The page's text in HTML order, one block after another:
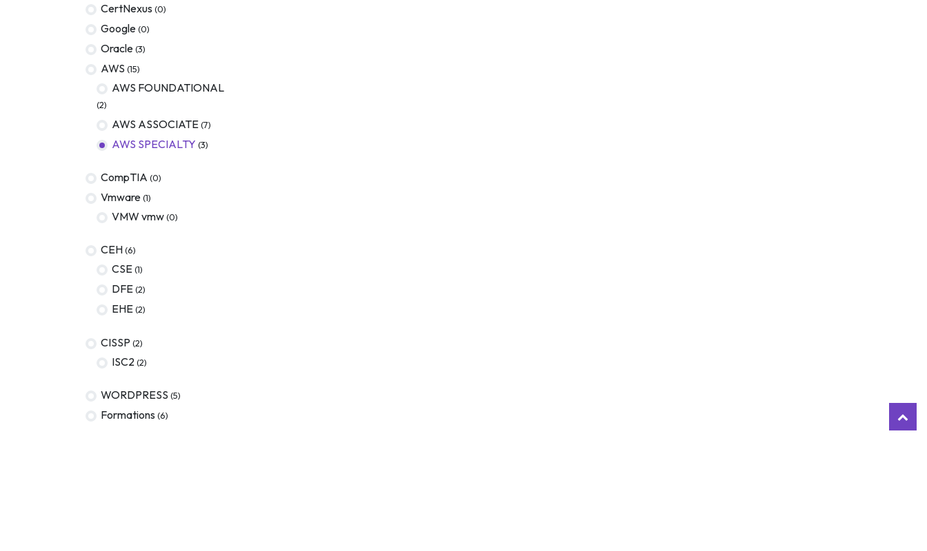
CertNexus (0)
Google(0)
Oracle(3)
AWS (15)
AWS FOUNDATIONAL
(2)
AWS ASSOCIATE (7)
AWS SPECIALTY (3)
CompTIA (0)
Vmware (1)
VMW vmw (0)
CEH (6)
CSE (1)
DFE (2)
EHE (2)
CISSP (2)
ISC2 (2)
WORDPRESS (5)
Formations (6)